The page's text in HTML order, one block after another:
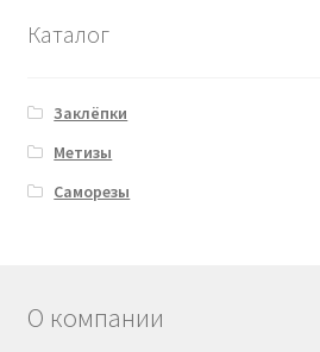
Каталог
Заклёпки
Метизы
Саморезы
О компании